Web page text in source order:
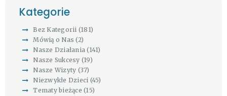
Kategorie
Bez Kategorii (181)
Mówią o Nas (2)
Nasze Działania (141)
Nasze Sukcesy (19)
Nasze Wizyty (37)
Niezwykłe Dzieci (45)
Tematy bieżące (15)